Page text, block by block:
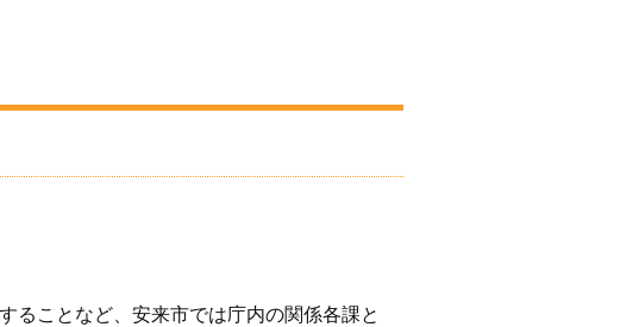
ることなど、安来市では庁内の関係各課と